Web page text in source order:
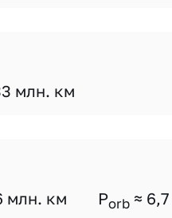
млн. км
млн. км Porb ≈ 6,7